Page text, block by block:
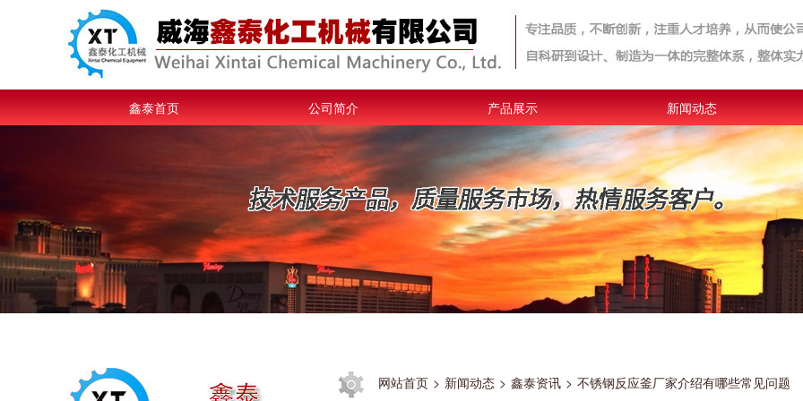
鑫泰首页 公司简介 产品展示 新闻动态
网站首页 > 新闻动态 > 鑫泰资讯 > 不锈钢反应釜厂家介绍有哪些常见问题